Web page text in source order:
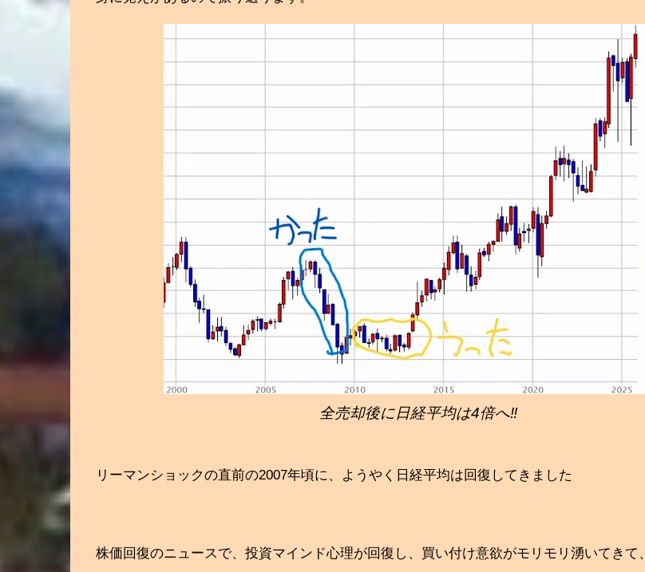
全売却後に日経平均は4倍へ‼
リーマンショックの直前の2007年頃に、ようやく日経平均は回復してきました
株価回復のニュースで、投資マインド心理が回復し、買い付け意欲がモリモリ湧いてきて、